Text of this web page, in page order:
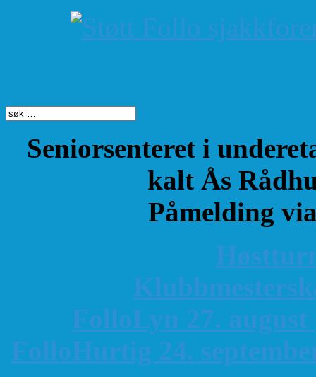
Seniorsenteret i
kalt Ås
Påmelding
K
FolloLyn 27. august
FolloHurtig 24.